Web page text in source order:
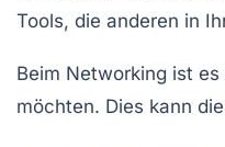
Tools, die anderen in
Beim Networking ist
möchten. Dies kann